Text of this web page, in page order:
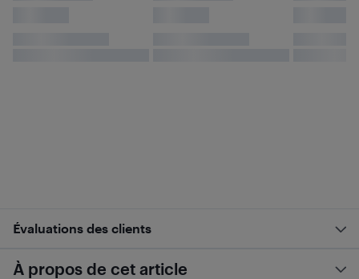
Évaluations des clients
À propos de cet article